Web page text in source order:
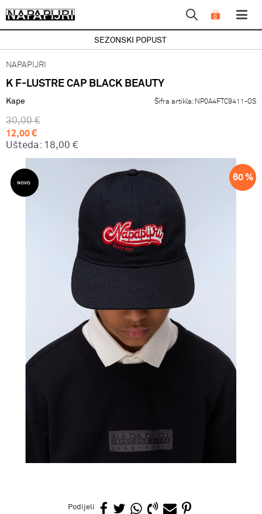
0
SEZONSKI POPUST
NAPAPIJRI
K F-LUSTRE CAP BLACK BEAUTY
Kape Šifra artikla: NP0A4FTC9411-OS
30,00 €
12,00€
Ušteda: 18,00 €
60 %
Podijeli